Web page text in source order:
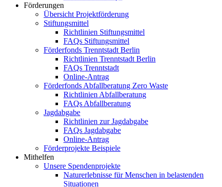
Förderungen
Übersicht Projektförderung
Stiftungsmittel
Richtlinien Stiftungsmittel
FAQs Stiftungsmittel
Förderfonds Trenntstadt Berlin
Richtlinien Trenntstadt Berlin
FAQs Trenntstadt
Online-Antrag
Förderfonds Abfallberatung Zero Waste
Richtlinien Abfallberatung
FAQs Abfallberatung
Jagdabgabe
Richtlinien zur Jagdabgabe
FAQs Jagdabgabe
Online-Antrag
Förderprojekte Beispiele
Mithelfen
Unsere Spendenprojekte
Naturerlebnisse für Menschen in belastenden
Situationen